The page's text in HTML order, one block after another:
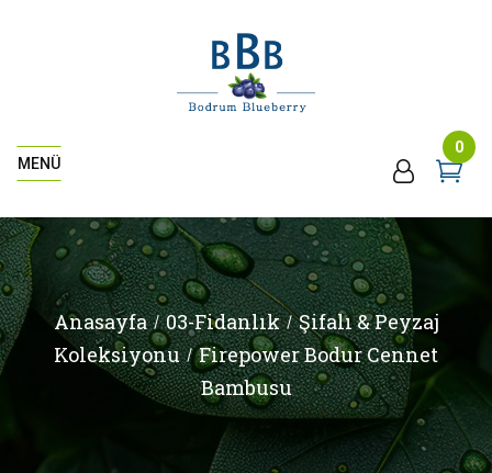
MENÜ
0
Anasayfa 03-Fidanlık
Şifalı & Peyzaj
Koleksiyonu
Firepower Bodur Cennet
Bambusu